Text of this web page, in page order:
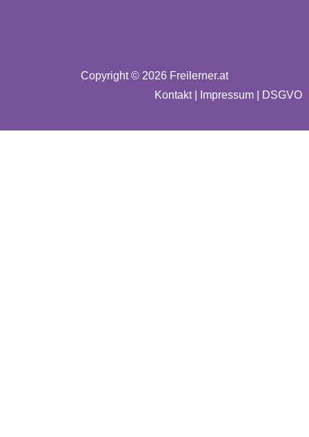
Copyright © 2026 Freilerner.at
Kontakt| Impressum DSGVO